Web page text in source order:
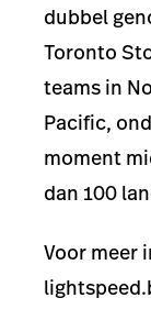
dubbel
Toronto
teams in
Pacific,
moment
dan 100
Voor meer